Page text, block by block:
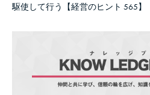
駆使して行う【経営のヒント 565】